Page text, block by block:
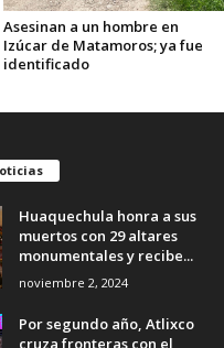
Asesinan a un hombre en
Izúcar de Matamoros; ya fue
identificado
Huaquechula honra a sus
muertos con 29 altares
monumentales y recibe...
noviembre 2, 2024
Por segundo año, Atlixco
cruza fronteras con el